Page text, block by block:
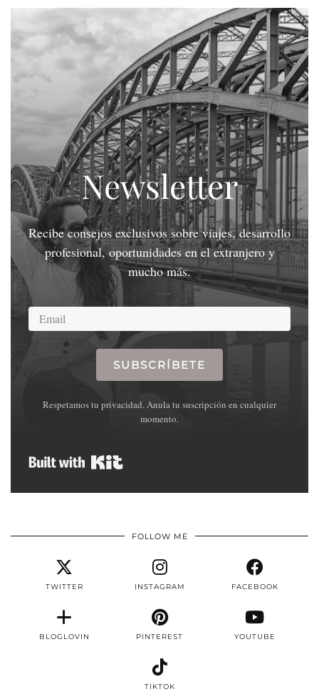
Newsletter
Recibe consejos exclusivos sobre viajes, desarrollo
profesional, oportunidades en el extranjero y
mucho más.
SUBSCRÍBETE
Respetamos tu privacidad. Anula tu suscripción en cualquier
momento.
FOLLOW ME
TWITTER INSTAGRAM FACEBOOK
BLOGLOVIN PINTEREST YOUTUBE
TIKTOK